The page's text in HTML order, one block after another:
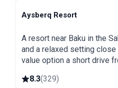
Baku
Aysberq Resort
A resort near Baku in the
and a relaxed setting
value option a short drive
8.3(329)